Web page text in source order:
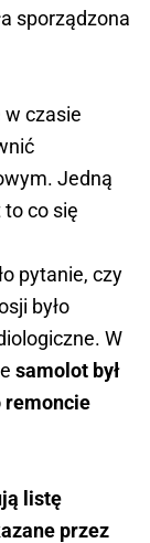
sporządzona
w czasie
Jedną
to co się
pytanie, czy
było
W
samolot był
remoncie
listę
przez